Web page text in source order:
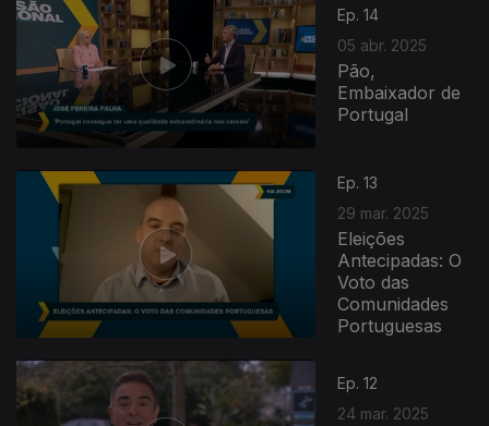
Ep. 14
05 abr. 2025
Pão,
Embaixador de
Portugal
Ep. 13
29 mar. 2025
Eleições
Antecipadas: O
Voto das
Comunidades
Portuguesas
Ep. 12
24 mar. 2025